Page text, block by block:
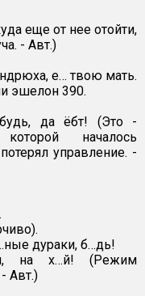
еще от нее отойти,
- Авт.)
е… твою мать.
эшелон 390.
да ёбт! (Это -
началось
управление. -
дураки, б…дь!
на х…й! (Режим
Авт.)